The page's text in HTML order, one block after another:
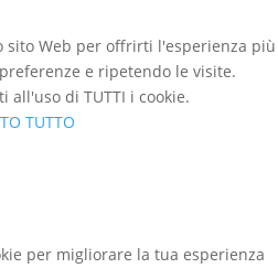
sito Web per offrirti l'esperienza più
e ripetendo le visite.
all'uso di TUTTI i cookie.
TUTTO
per migliorare la tua esperienza